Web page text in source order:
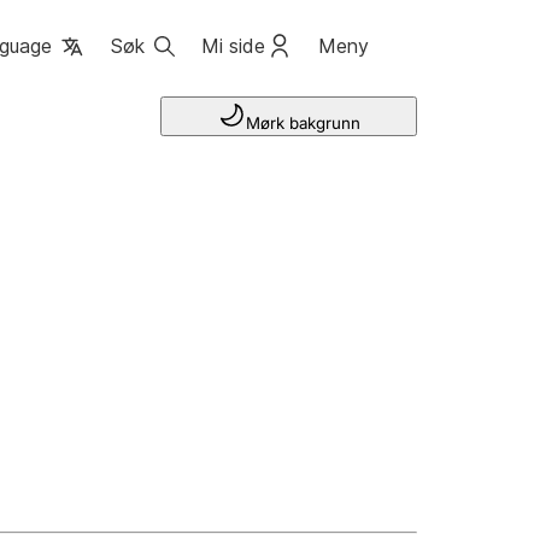
Søk Mi side Meny
Mørk bakgrunn